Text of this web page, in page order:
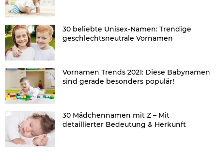
30 beliebte Unisex-Namen: Trendige
geschlechtsneutrale Vornamen
Vornamen Trends 2021: Diese Babynamen
sind gerade besonders populär!
30 Mädchennamen mit Z – Mit
detaillierter Bedeutung & Herkunft